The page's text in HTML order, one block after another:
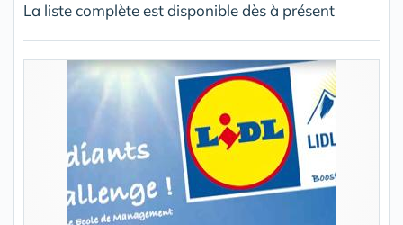
La liste complète est disponible dès à présent